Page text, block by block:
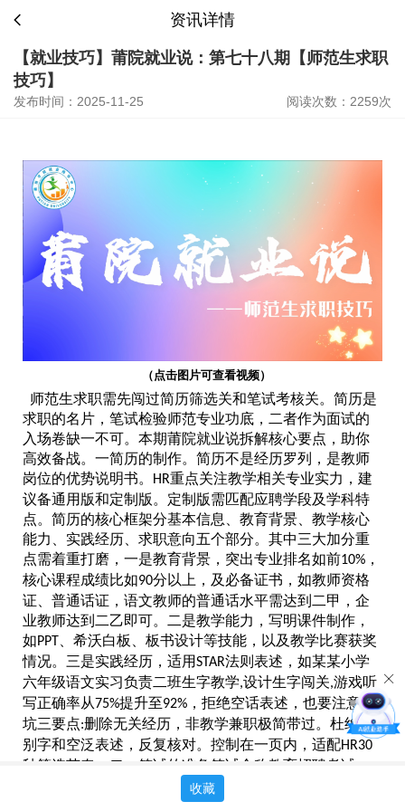
资讯详情
【就业技巧】莆院就业说：第七十八期【师范生求职
技巧】
发布时间：2025-11-25 阅读次数：2259次
（点击图片可查看视频）
师范生求职需先闯过简历筛选关和笔试考核关。简历是
求职的名片，笔试检验师范专业功底，二者作为面试的
入场卷缺一不可。本期莆院就业说拆解核心要点，助你
高效备战。一简历的制作。简历不是经历罗列，是教师
岗位的优势说明书。
HR重点关注教学相关专业实力，建
议备通用版和定制版。定制版需匹配应聘学段及学科特
点。简历的核心框架分基本信息、教育背景、教学核心
能力、实践经历、求职意向五个部分。其中三大加分重
点需着重打磨，一是教育背景 ， 突出专业排名如前10% ，
核心课程成绩比如90分以上 ，及 必备证书，如教师资格
证、普通话证，语文教师的普通话水平需达到二甲，企
业教师达到二乙即可。二是教学能力，写明课件制作，
如PPT 希沃白板、板书设计等技能，以及教学比赛获奖
情况。三是实践经历，适用STAR法则表述，如某某小学
六年级语文实习负责二班生字教学,设计生字闯关,游戏听
写正确率从75%提升至92% ，拒绝空话表述，也要注意避
坑三要点:删除无关经历，非教学兼职极简带过。杜绝错
别字和空泛表述，反复核对。控制在一页内，适配HR30
秒筛选节奏。 二
、笔试的准备笔试全称教育招聘考试，
核心考专业知识和教育综合知识两大模块，地区不同略
有差异，但考点固定，针对性复习可大幅提分。笔试重
收藏